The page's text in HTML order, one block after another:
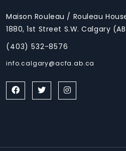
Maison Rouleau / Rouleau
1880, 1st Street S.W. Calgary
(403) 532-8576
info.calgary@acfa.ab.ca